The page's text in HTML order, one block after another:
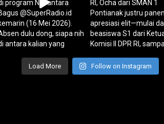
Load More Follow on Instagram